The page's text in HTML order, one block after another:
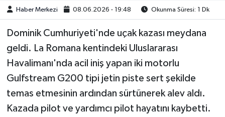
Haber Merkezi 08.06.2026 - 19:48 Okunma Süresi: 1 Dk
Dominik Cumhuriyeti'nde uçak kazası meydana
geldi. La Romana kentindeki Uluslararası
Havalimanı'nda acil iniş yapan iki motorlu
Gulfstream G200 tipi jetin piste sert şekilde
temas etmesinin ardından sürtünerek alev aldı.
Kazada pilot ve yardımcı pilot hayatını kaybetti.
SAĞLIK
SON DAKİKA
SPOR